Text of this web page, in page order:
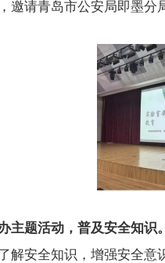
邀请青岛市公安局即墨分
主题活动，普及安全知识
解安全知识，增强安全意